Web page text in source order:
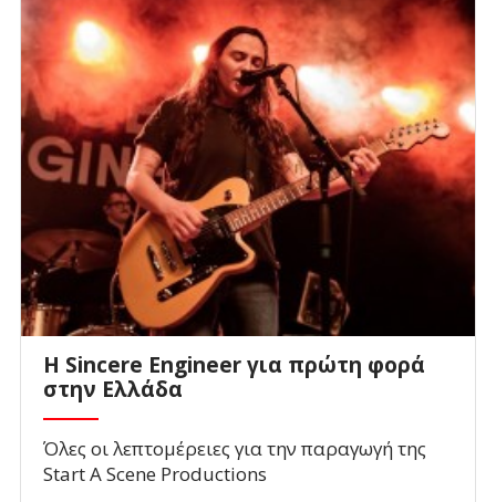
Η Sincere Engineer για πρώτη φορά
στην Ελλάδα
Όλες οι λεπτομέρειες για την παραγωγή της
Start A Scene Productions